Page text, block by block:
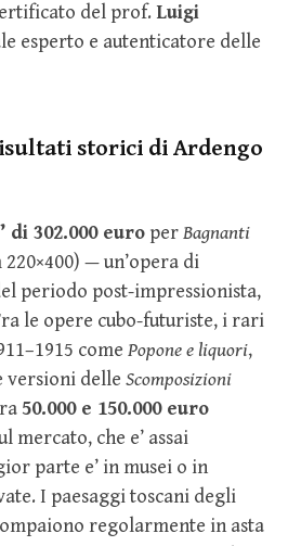
del prof. Luigi
esperto e autenticatore delle
storici di Ardengo
di 302.000 euro perBagnanti
— un’opera di
periodo post-impressionista,
le opere cubo-futuriste, i rari
come Popone e liquori,
versioni delle Scomposizioni
50.000 e 150.000 euro
mercato, che e’ assai
parte e’ in musei o in
I paesaggi toscani degli
regolarmente in asta